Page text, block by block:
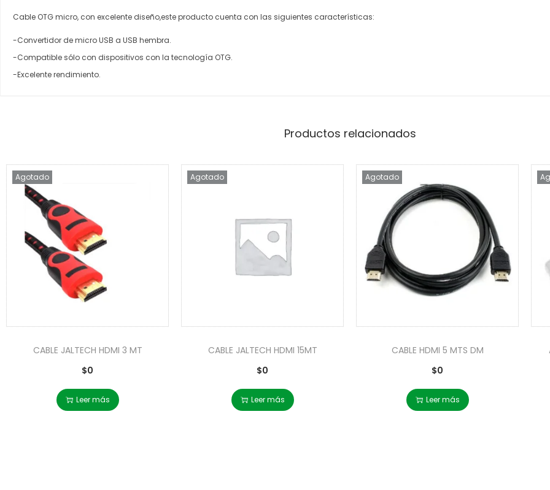
Cable OTG micro, con excelente diseño,este producto cuenta con las siguientes características:
-Convertidor de micro USB a USB hembra.
-Compatible sólo con dispositivos con la tecnología OTG.
-Excelente rendimiento.
Productos relacionados
Agotado
CABLE JALTECH HDMI 3 MT
$0
Leer más
Agotado
CABLE JALTECH HDMI 15MT
$0
Leer más
Agotado
CABLE HDMI 5 MTS DM
$0
Leer más